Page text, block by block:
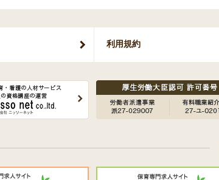
利用規約